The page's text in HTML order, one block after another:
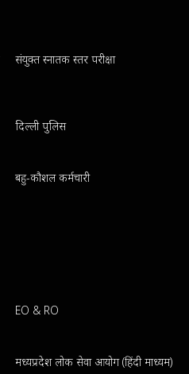
संयुक्त स्नातक स्तर परीक्षा
दिल्ली पुलिस
बहु-कौशल कर्मचारी
EO & RO
मध्यप्रदेश लोक सेवा आयोग (हिंदी माध्यम)